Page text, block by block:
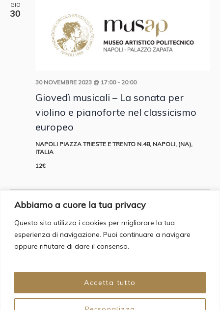
Abbiamo a cuore la tua privacy
Questo sito utilizza i cookies per migliorare la tua
esperienza di navigazione. Puoi continuare a navigare
oppure rifiutare di dare il consenso.
Accetta tutto
GIO
30
Giovedì musicali – La sonata per
violino e pianoforte nel classicismo
europeo
30 NOVEMBRE 2023 @ 17:00- 20:00
NAPOLI PIAZZA TRIESTE E TRENTO N.48, NAPOLI, (NA),
ITALIA
12€
Oggi
ISCRIVITI AL CALENDARIO